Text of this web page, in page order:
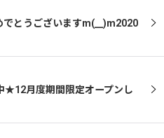
とうございますm(__)m2020
★12月度期間限定オープンし